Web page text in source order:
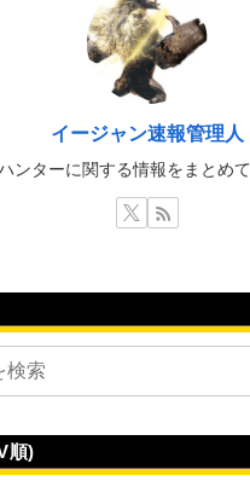
イージャン速報管理人
ンターに関する情報をまとめて
順)